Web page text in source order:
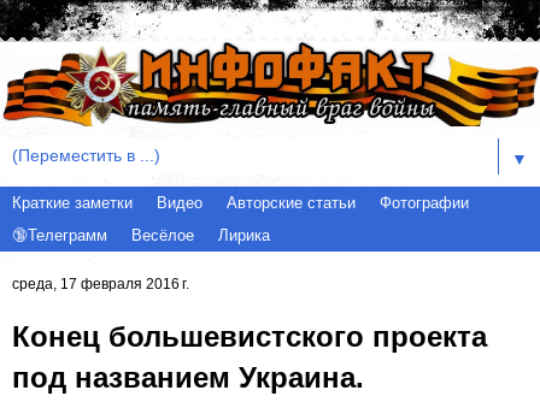
▼
Краткие заметки Видео Авторские статьи
Фотографии
🔞Телеграмм
Весёлое Лирика
среда, 17 февраля 2016 г.
Конец большевистского проекта
под названием Украина.